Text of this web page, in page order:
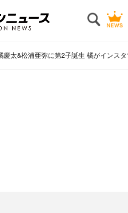
慶太&松浦亜弥に第2子誕生 橘がインス